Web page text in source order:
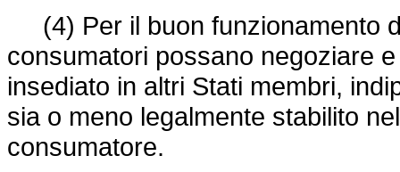
(4) Per il buon funzionamento
consumatori possano negoziare
insediato in altri Stati membri,
sia o meno legalmente stabilito
consumatore.